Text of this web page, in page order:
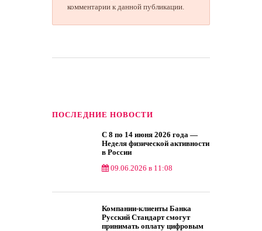
комментарии к данной публикации.
ПОСЛЕДНИЕ НОВОСТИ
С 8 по 14 июня 2026 года —
Неделя физической активности
в России
09.06.2026 в 11:08
Компании-клиенты Банка
Русский Стандарт смогут
принимать оплату цифровым